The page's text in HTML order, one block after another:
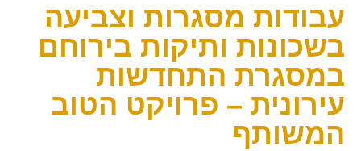
עבודות מסגרות וצביעה
בשכונות ותיקות בירוחם
במסגרת התחדשות
עירונית – פרויקט הטוב
המשותף